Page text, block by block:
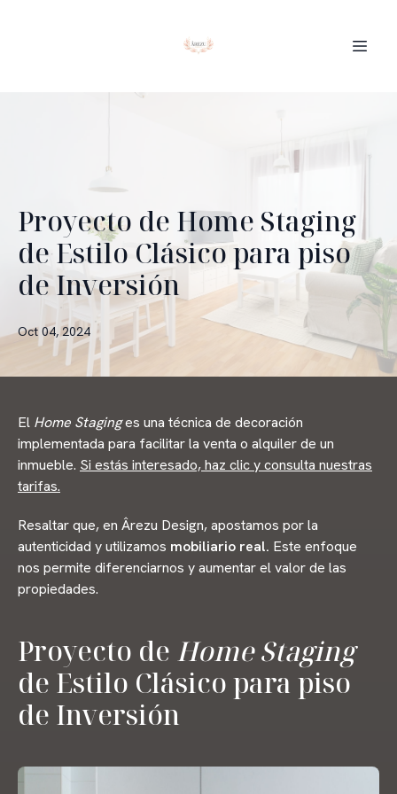
Proyecto de Home Staging
de Estilo Clásico para piso
de Inversión
Oct 04, 2024
El Home Staginges una técnica de decoración
implementada para facilitar la venta o alquiler de un
inmueble. Si estás interesado, haz clic y consulta nuestras
tarifas.
Resaltar que, en Ârezu Design, apostamos por la
autenticidad y utilizamos mobiliario real. Este enfoque
nos permite diferenciarnos y aumentar el valor de las
propiedades.
Proyecto de Home Staging
de Estilo Clásico para piso
de Inversión